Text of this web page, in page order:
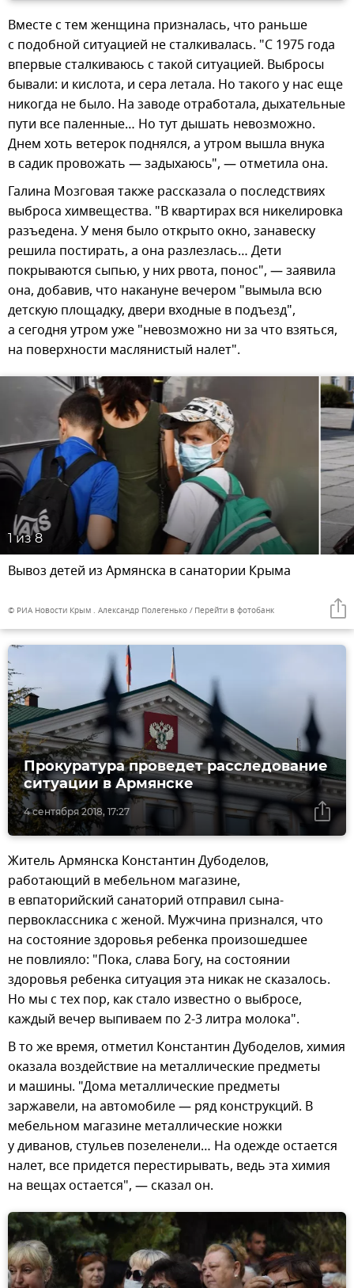
Вместе с тем женщина призналась, что раньше
с подобной ситуацией не сталкивалась. "С 1975 года
впервые сталкиваюсь с такой ситуацией. Выбросы
бывали: и кислота, и сера летала. Но такого у нас еще
никогда не было. На заводе отработала, дыхательные
пути все паленные… Но тут дышать невозможно.
Днем хоть ветерок поднялся, а утром вышла внука
в садик провожать — задыхаюсь", — отметила она.
Галина Мозговая также рассказала о последствиях
выброса химвещества. "В квартирах вся никелировка
разъедена. У меня было открыто окно, занавеску
решила постирать, а она разлезлась… Дети
покрываются сыпью, у них рвота, понос", — заявила
она, добавив, что накануне вечером "вымыла всю
детскую площадку, двери входные в подъезд",
а сегодня утром уже "невозможно ни за что взяться,
на поверхности маслянистый налет".
1из 8
Вывоз детей из Армянска в санатории Крыма
© РИА Новости Крым . Александр Полегенько Перейти в фотобанк
4 сентября 2018, 17:27
Прокуратура проведет расследование
ситуации в Армянске
Житель Армянска Константин Дубоделов,
работающий в мебельном магазине,
в евпаторийский санаторий отправил сына-
первоклассника с женой. Мужчина признался, что
на состояние здоровья ребенка произошедшее
не повлияло: "Пока, слава Богу, на состоянии
здоровья ребенка ситуация эта никак не сказалось.
Но мы с тех пор, как стало известно о выбросе,
каждый вечер выпиваем по 2-3 литра молока".
В то же время, отметил Константин Дубоделов, химия
оказала воздействие на металлические предметы
и машины. "Дома металлические предметы
заржавели, на автомобиле — ряд конструкций. В
мебельном магазине металлические ножки
у диванов, стульев позеленели… На одежде остается
налет, все придется перестирывать, ведь эта химия
на вещах остается", — сказал он.